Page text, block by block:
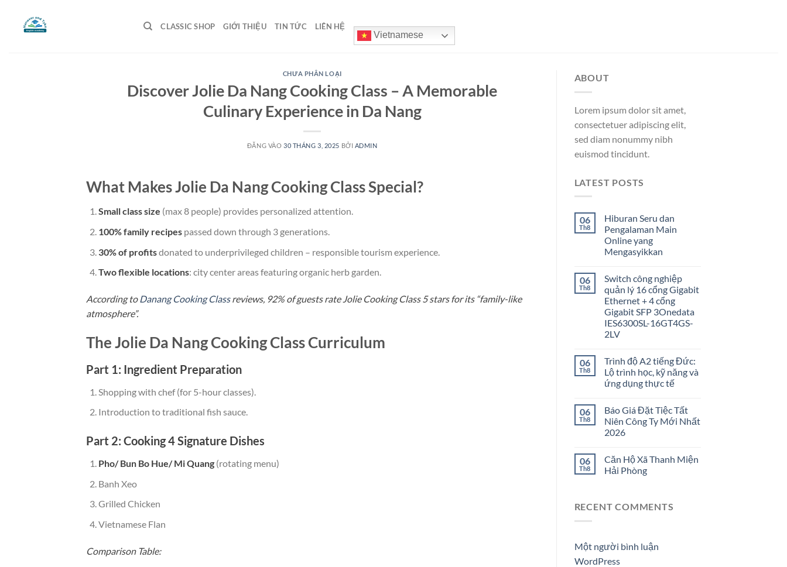
CLASSIC SHOP GIỚI THIỆU TIN TỨC LIÊN HỆ
Vietnamese
CHƯA PHÂN LOẠI
Discover Jolie Da Nang Cooking Class – A Memorable
Culinary Experience in Da Nang
ĐĂNG VÀO 30 THÁNG 3, 2025 BỞI ADMIN
What Makes Jolie Da Nang Cooking Class Special?
Small class size (max 8 people) provides personalized attention.
100% family recipespassed down through 3 generations.
30% of profitsdonated to underprivileged children – responsible tourism experience.
Two flexible locations: city center areas featuring organic herb garden.
According toDanang Cooking Classreviews, 92% of guests rate Jolie Cooking Class 5 stars for its “family-like
atmosphere”.
The Jolie Da Nang Cooking Class Curriculum
Part 1: Ingredient Preparation
Shopping with chef (for 5-hour classes).
Introduction to traditional fish sauce.
Part 2: Cooking 4 Signature Dishes
Pho/ Bun Bo Hue/ Mi Quang(rotating menu)
Banh Xeo
Grilled Chicken
Vietnamese Flan
Comparison Table:
ABOUT
Lorem ipsum dolor sit amet,
consectetuer adipiscing elit,
sed diam nonummy nibh
euismod tincidunt.
LATEST POSTS
06
Th8
Hiburan Seru dan
Pengalaman Main
Online yang
Mengasyikkan
06
Th8
Switch công nghiệp
quản lý 16 cổng Gigabit
Ethernet + 4 cổng
Gigabit SFP 3Onedata
IES6300SL-16GT4GS-
2LV
06
Th8
Trình độ A2 tiếng Đức:
Lộ trình học, kỹ năng và
ứng dụng thực tế
06
Th8
Báo Giá Đặt Tiệc Tất
Niên Công Ty Mới Nhất
2026
06
Th8
Căn Hộ Xã Thanh Miện
Hải Phòng
RECENT COMMENTS
Một người bình luận
WordPress